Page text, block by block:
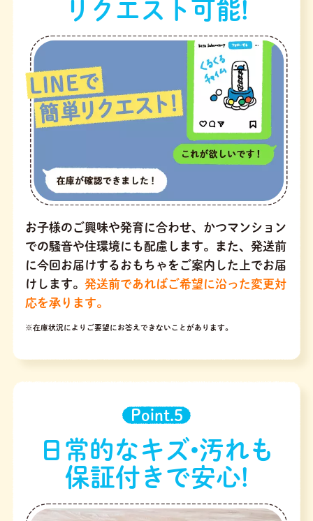
リクエスト可能!
お子様のご興味や発育に合わせ、かつマンション
での騒音や住環境にも配慮します。また、発送前
に今回お届けするおもちゃをご案内した上でお届
けします。 発送前であればご希望に沿った変更対
応を承ります。
※在庫状況によりご要望にお答えできないことがあります。
Point.5
日常的なキズ•汚れも
保証付きで安心!